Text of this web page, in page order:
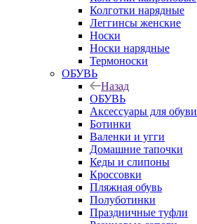
Колготки нарядные
Леггинсы женские
Носки
Носки нарядные
Термоноски
ОБУВЬ
Назад
ОБУВЬ
Аксессуары для обуви
Ботинки
Валенки и угги
Домашние тапочки
Кеды и слипоны
Кроссовки
Пляжная обувь
Полуботинки
Праздничные туфли